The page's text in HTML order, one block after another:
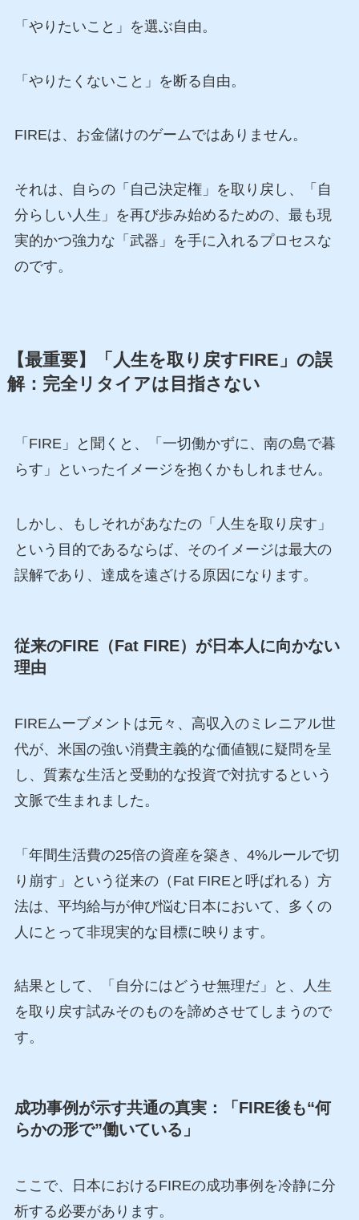
「やりたいこと」を選ぶ自由。
「やりたくないこと」を断る自由。
FIREは、お金儲けのゲームではありません。
それは、自らの「自己決定権」を取り戻し、「自
分らしい人生」を再び歩み始めるための、最も現
実的かつ強力な「武器」を手に入れるプロセスな
のです。
【最重要】「人生を取り戻すFIRE」の誤
解：完全リタイアは目指さない
「FIRE」と聞くと、「一切働かずに、南の島で暮
らす」といったイメージを抱くかもしれません。
しかし、もしそれがあなたの「人生を取り戻す」
という目的であるならば、そのイメージは最大の
誤解であり、達成を遠ざける原因になります。
従来のFIRE（Fat FIRE）が日本人に向かない
理由
FIREムーブメントは元々、高収入のミレニアル世
代が、米国の強い消費主義的な価値観に疑問を呈
し、質素な生活と受動的な投資で対抗するという
文脈で生まれました。
「年間生活費の25倍の資産を築き、4%ルールで切
り崩す」という従来の（Fat FIREと呼ばれる）方
法は、平均給与が伸び悩む日本において、多くの
人にとって非現実的な目標に映ります。
結果として、「自分にはどうせ無理だ」と、人生
を取り戻す試みそのものを諦めさせてしまうので
す。
成功事例が示す共通の真実：「FIRE後も“何
らかの形で”働いている」
ここで、日本におけるFIREの成功事例を冷静に分
析する必要があります。